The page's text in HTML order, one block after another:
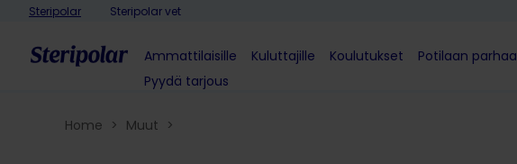
Skip to content
Steripolar Steripolar vet
Ammattilaisille Kuluttajille Koulutukset Potilaan
Pyydä tarjous
Home > Muut >